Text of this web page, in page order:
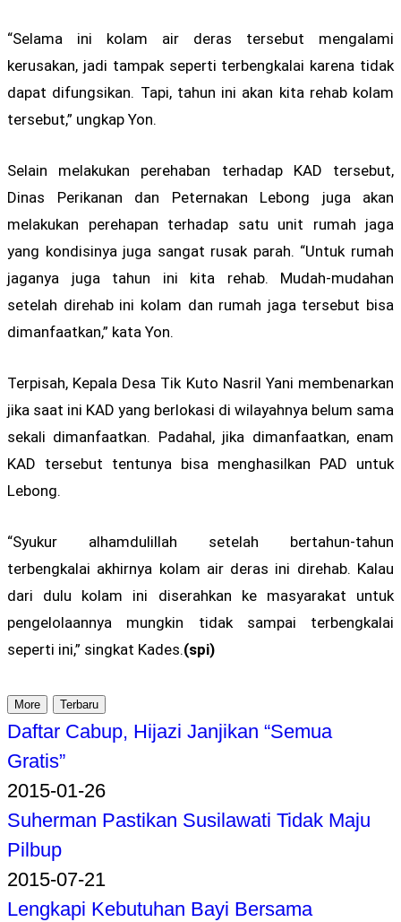
“Selama ini kolam air deras tersebut mengalami
kerusakan, jadi tampak seperti terbengkalai karena tidak
dapat difungsikan. Tapi, tahun ini akan kita rehab kolam
tersebut,” ungkap Yon.
Selain melakukan perehaban terhadap KAD tersebut,
Dinas Perikanan dan Peternakan Lebong juga akan
melakukan perehapan terhadap satu unit rumah jaga
yang kondisinya juga sangat rusak parah. “Untuk rumah
jaganya juga tahun ini kita rehab. Mudah-mudahan
setelah direhab ini kolam dan rumah jaga tersebut bisa
dimanfaatkan,” kata Yon.
Terpisah, Kepala Desa Tik Kuto Nasril Yani membenarkan
jika saat ini KAD yang berlokasi di wilayahnya belum sama
sekali dimanfaatkan. Padahal, jika dimanfaatkan, enam
KAD tersebut tentunya bisa menghasilkan PAD untuk
Lebong.
“Syukur alhamdulillah setelah bertahun-tahun
terbengkalai akhirnya kolam air deras ini direhab. Kalau
dari dulu kolam ini diserahkan ke masyarakat untuk
pengelolaannya mungkin tidak sampai terbengkalai
seperti ini,” singkat Kades.(spi)
More Terbaru
Daftar Cabup, Hijazi Janjikan “Semua
Gratis”
2015-01-26
Suherman Pastikan Susilawati Tidak Maju
Pilbup
2015-07-21
Lengkapi Kebutuhan Bayi Bersama